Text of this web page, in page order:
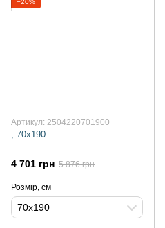
−20%
Артикул: 2504220701900
, 70х190
4 701 грн 5 876 грн
Розмір, см
70х190